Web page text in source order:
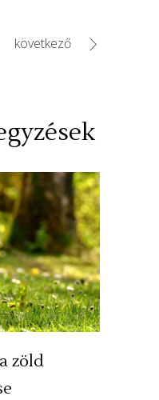
következő
zöld